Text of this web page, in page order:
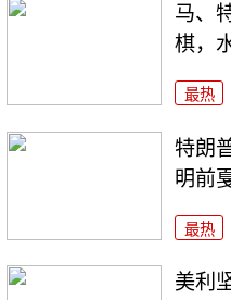
马、
棋，
最热
特朗
明前
最热
美利